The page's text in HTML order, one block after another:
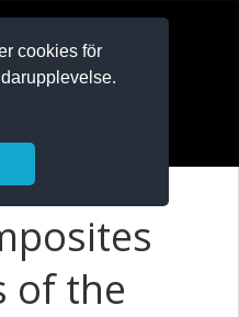
cookies för
of the